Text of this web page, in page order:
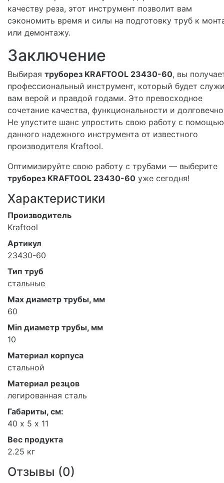
качеству реза, этот инструмент позволит вам
сэкономить время и силы на подготовку труб к
или демонтажу.
Заключение
Выбирая труборез KRAFTOOL 23430-60, вы
профессиональный инструмент, который будет
вам верой и правдой годами. Это превосходное
сочетание качества, функциональности и
Не упустите шанс упростить свою работу с помощью
данного надежного инструмента от известного
производителя Kraftool.
Оптимизируйте свою работу с трубами — выберите
труборез KRAFTOOL 23430-60 уже сегодня!
Характеристики
Производитель
Kraftool
Артикул
23430-60
Тип труб
стальные
Max диаметр трубы, мм
60
Min диаметр трубы, мм
10
Материал корпуса
стальной
Материал резцов
легированная сталь
Габариты, см:
40 х 5 х 11
Вес продукта
2.25 кг
Отзывы (0)